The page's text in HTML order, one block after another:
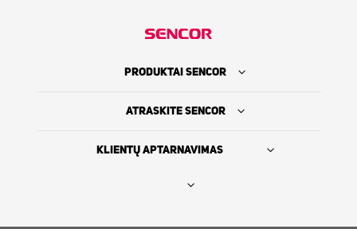
PRODUKTAI SENCOR
ATRASKITE SENCOR
KLIENTŲ APTARNAVIMAS